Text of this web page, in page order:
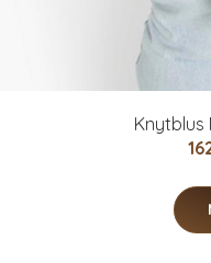
Knytblus